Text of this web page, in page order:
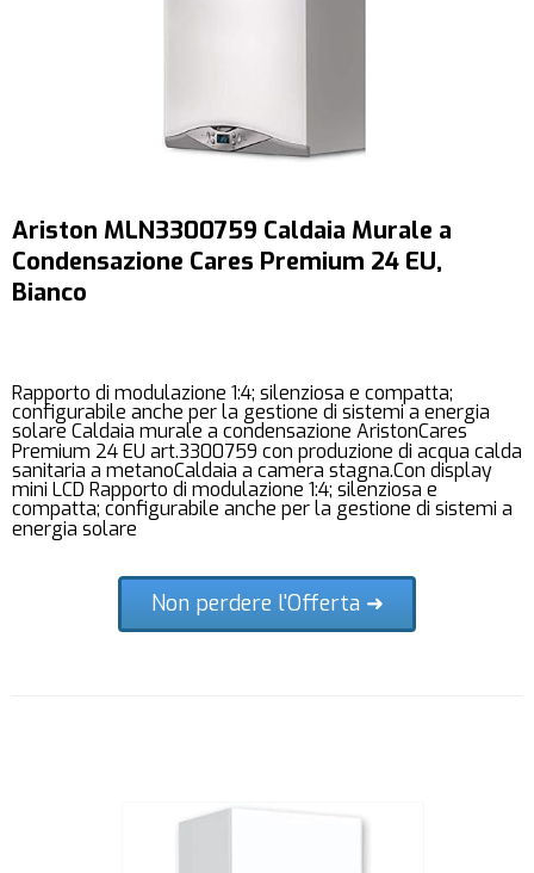
Ariston MLN3300759 Caldaia Murale a
Condensazione Cares Premium 24 EU,
Bianco
Rapporto di modulazione 1:4; silenziosa e compatta;
configurabile anche per la gestione di sistemi a energia
solare Caldaia murale a condensazione AristonCares
Premium 24 EU art.3300759 con produzione di acqua calda
sanitaria a metanoCaldaia a camera stagna.Con display
mini LCD Rapporto di modulazione 1:4; silenziosa e
compatta; configurabile anche per la gestione di sistemi a
energia solare
Non perdere l'Offerta ➜